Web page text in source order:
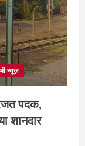
न्यूज़
पदक,
शानदार